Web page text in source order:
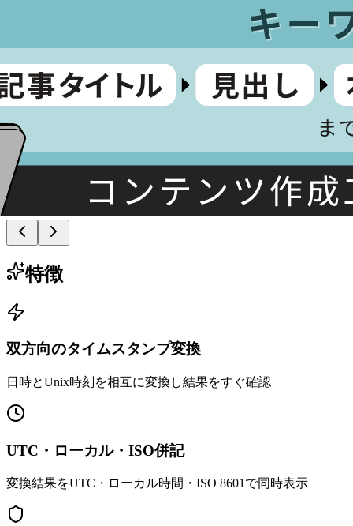
特徴
双方向のタイムスタンプ変換
日時とUnix時刻を相互に変換し結果をすぐ確認
UTC・ローカル・ISO併記
変換結果をUTC・ローカル時間・ISO 8601で同時表示